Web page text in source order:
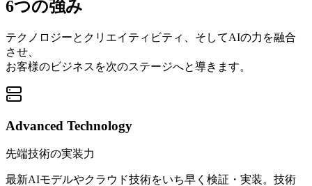
6つの強み
テクノロジーとクリエイティビティ、そしてAIの力を融合
させ、
お客様のビジネスを次のステージへと導きます。
Advanced Technology
先端技術の実装力
最新AIモデルやクラウド技術をいち早く検証・実装。技術